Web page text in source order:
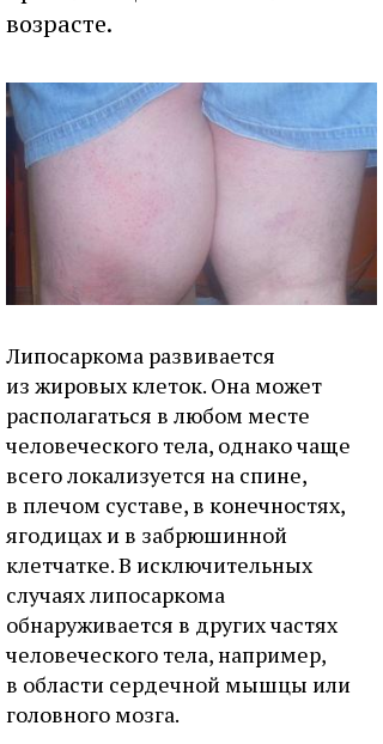
возрасте.
Липосаркома развивается
из жировых клеток. Она может
располагаться в любом месте
человеческого тела, однако чаще
всего локализуется на спине,
в плечом суставе, в конечностях,
ягодицах и в забрюшинной
клетчатке. В исключительных
случаях липосаркома
обнаруживается в других частях
человеческого тела, например,
в области сердечной мышцы или
головного мозга.